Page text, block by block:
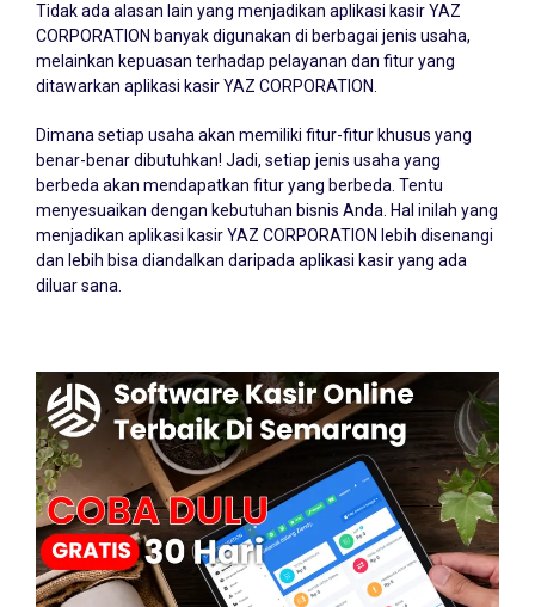
Tidak ada alasan lain yang menjadikan aplikasi kasir YAZ
CORPORATION banyak digunakan di berbagai jenis usaha,
melainkan kepuasan terhadap pelayanan dan fitur yang
ditawarkan aplikasi kasir YAZ CORPORATION.
Dimana setiap usaha akan memiliki fitur-fitur khusus yang
benar-benar dibutuhkan! Jadi, setiap jenis usaha yang
berbeda akan mendapatkan fitur yang berbeda. Tentu
menyesuaikan dengan kebutuhan bisnis Anda. Hal inilah yang
menjadikan aplikasi kasir YAZ CORPORATION lebih disenangi
dan lebih bisa diandalkan daripada aplikasi kasir yang ada
diluar sana.